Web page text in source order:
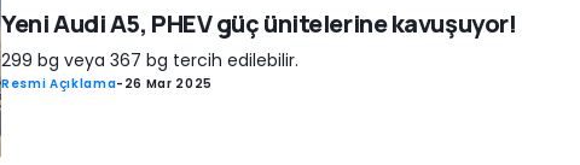
Yeni Audi A5, PHEV güç ünitelerine kavuşuyor!
299 bg veya 367 bg tercih edilebilir.
Resmi Açıklama- 26 Mar 2025